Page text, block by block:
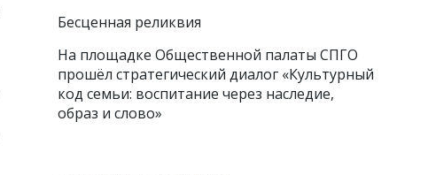
Бесценная реликвия
На площадке Общественной палаты СПГО
прошёл стратегический диалог «Культурный
код семьи: воспитание через наследие,
образ и слово»